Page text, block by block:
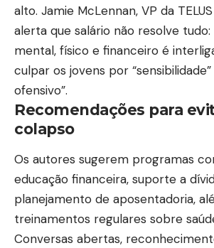
alto. Jamie McLennan, VP da
alerta que salário não resolve
mental, físico e financeiro é
culpar os jovens por
ofensivo”.
Recomendações para
colapso
Os autores sugerem programas
educação financeira, suporte a
planejamento de aposentadoria,
treinamentos regulares sobre
Conversas abertas,